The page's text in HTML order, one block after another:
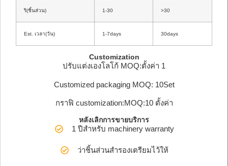
ริ(ชิ้นส่วน) 1-30 >30
Est. เวลา(วัน) 1-7days 30days
Customization
ปรับแต่งเองโลโก้ MOQ:ตั้งค่า 1
Customized packaging MOQ: 10Set
กราฟิ customization:MOQ:10 ตั้งค่า
หลังเลิกการขายบริการ
1 ปีสำหรับ machinery warranty
ว่าชิ้นส่วนสำรองเตรียมไว้ให้